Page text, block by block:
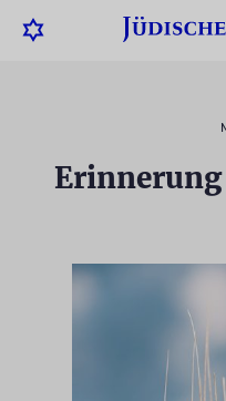
Erinnerung